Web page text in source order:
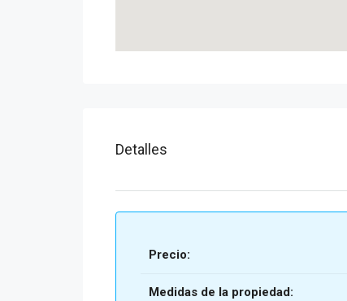
Detalles
Precio:
Medidas de la propiedad: